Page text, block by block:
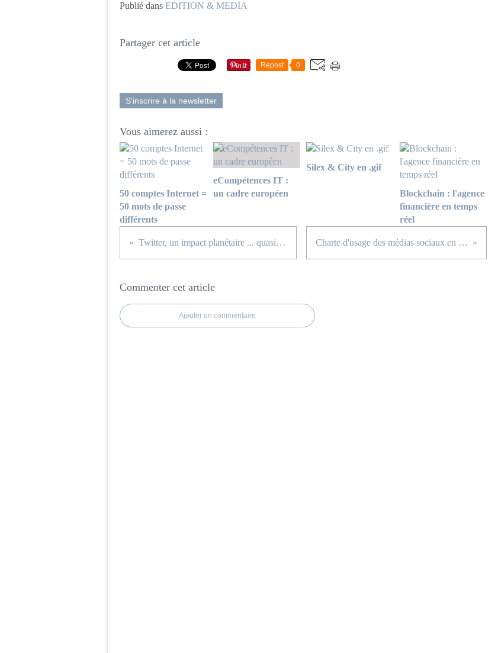
Publié dans EDITION & MEDIA
Partager cet article
Repost 0
S'inscrire à la newsletter
Vous aimerez aussi :
50 comptes Internet =
50 mots de passe
différents
eCompétences IT :
un cadre européen
Silex & City en .gif
Blockchain : l'agence
financière en temps
réel
Twitter, un impact planétaire ... quasi immédiat Charte d'usage des médias sociaux en entreprise
Commenter cet article
Ajouter un commentaire